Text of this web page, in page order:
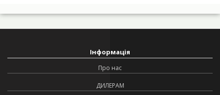
Інформація
Про нас
ДИЛЕРАМ